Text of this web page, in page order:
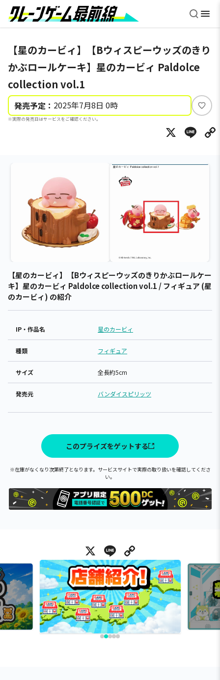
【星のカービィ】【Bウィスピーウッズのきり
かぶロールケーキ】星のカービィ Paldolce
collection vol.1
発売予定： 2025年7月8日 0時
※実際の発売日はサービスをご確認ください。
い
ね
X
【星のカービィ】【Bウィスピーウッズのきりかぶロールケー
キ】星のカービィ Paldolce collection vol.1 / フィギュア (星
のカービィ) の紹介
IP・作品名 星のカービィ
種類 フィギュア
サイズ 全長約5cm
発売元 バンダイスピリッツ
このプライズをゲットする
※在庫がなくなり次第終了となります。サービスサイトで実際の取り扱いを確認してくださ
い。
X Line